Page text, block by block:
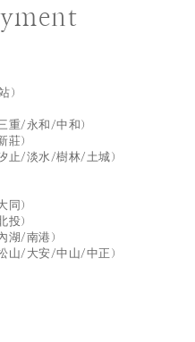
）
重/永和/中和）
）
止/淡水/樹林/土城）
）
）
湖/南港）
山/大安/中山/中正）